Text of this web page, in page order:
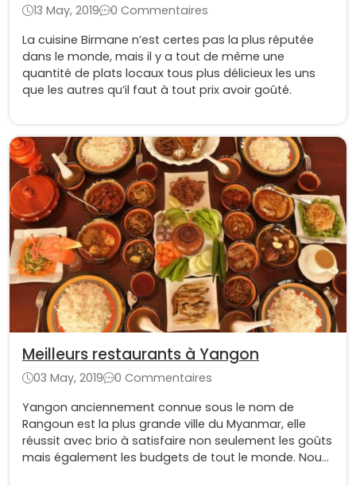
13 May, 2019
0 Commentaires
La cuisine Birmane n’est certes pas la plus réputée
dans le monde, mais il y a tout de même une
quantité de plats locaux tous plus délicieux les uns
que les autres qu’il faut à tout prix avoir goûté.
Meilleurs restaurants à Yangon
03 May, 2019
0 Commentaires
Yangon anciennement connue sous le nom de
Rangoun est la plus grande ville du Myanmar, elle
réussit avec brio à satisfaire non seulement les goûts
mais également les budgets de tout le monde. Nous